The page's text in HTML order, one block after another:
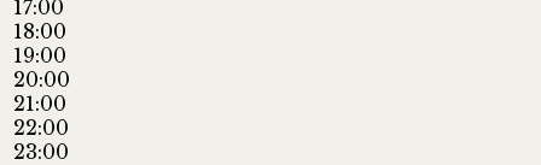
17:00
18:00
19:00
20:00
21:00
22:00
23:00